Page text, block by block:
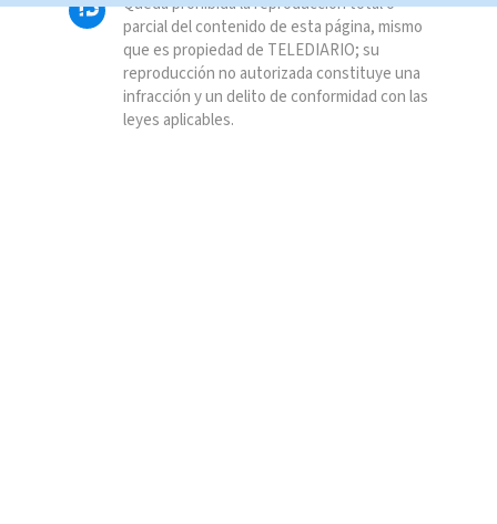
parcial del contenido de esta página, mismo
que es propiedad de TELEDIARIO; su
reproducción no autorizada constituye una
infracción y un delito de conformidad con las
leyes aplicables.